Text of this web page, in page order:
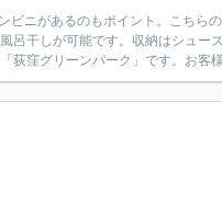
ニがあるのもポイント。こちら
呂干しが可能です。収納はシュー
荻窪グリーンパーク」です。お客